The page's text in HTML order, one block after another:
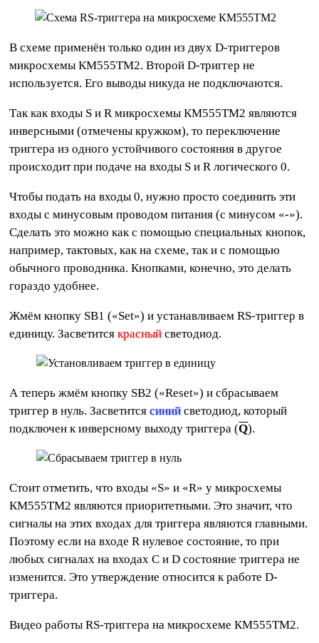
В схеме применён только один из двух D-триггеров
микросхемы КМ555ТМ2. Второй D-триггер не
используется. Его выводы никуда не подключаются.
Так как входы S и R микросхемы КМ555ТМ2 являются
инверсными (отмечены кружком), то переключение
триггера из одного устойчивого состояния в другое
происходит при подаче на входы S и R логического 0.
Чтобы подать на входы 0, нужно просто соединить эти
входы с минусовым проводом питания (с минусом «-»).
Сделать это можно как с помощью специальных кнопок,
например, тактовых, как на схеме, так и с помощью
обычного проводника. Кнопками, конечно, это делать
гораздо удобнее.
Жмём кнопку SB1 («Set») и устанавливаем RS-триггер в
единицу. Засветитсякрасный светодиод.
А теперь жмём кнопку SB2 («Reset») и сбрасываем
триггер в нуль. Засветитсясинийсветодиод, который
подключен к инверсному выходу триггера (Q).
Стоит отметить, что входы «S» и «R» у микросхемы
КМ555ТМ2 являются приоритетными. Это значит, что
сигналы на этих входах для триггера являются главными.
Поэтому если на входе R нулевое состояние, то при
любых сигналах на входах C и D состояние триггера не
изменится. Это утверждение относится к работе D-
триггера.
Видео работы RS-триггера на микросхеме КМ555ТМ2.